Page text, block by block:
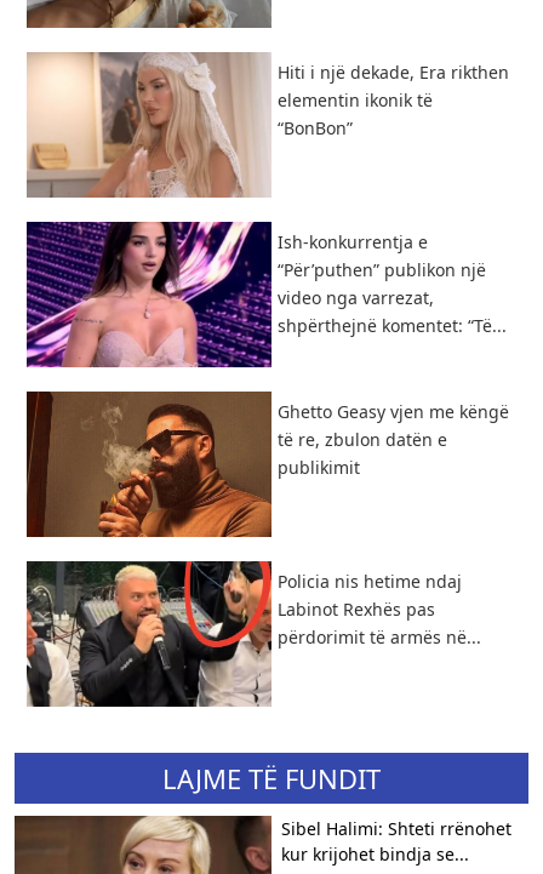
Hiti i një dekade, Era rikthen
elementin ikonik të
“BonBon”
Ish-konkurrentja e
“Për’puthen” publikon një
video nga varrezat,
shpërthejnë komentet: “Të...
Ghetto Geasy vjen me këngë
të re, zbulon datën e
publikimit
Policia nis hetime ndaj
Labinot Rexhës pas
përdorimit të armës në...
LAJME TË FUNDIT
Sibel Halimi: Shteti rrënohet
kur krijohet bindja se...